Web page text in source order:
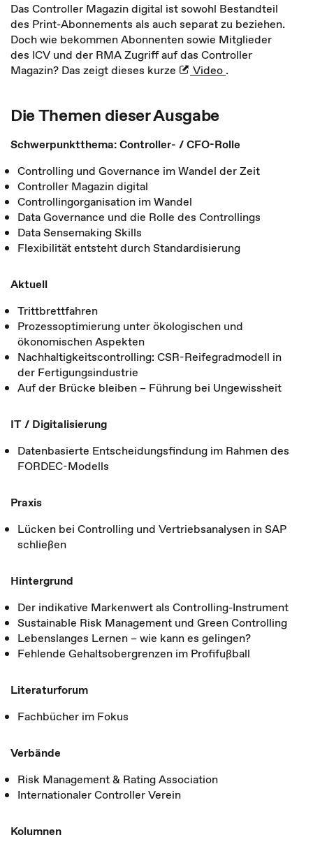
Das Controller Magazin digital ist sowohl Bestandteil
des Print-Abonnements als auch separat zu beziehen.
Doch wie bekommen Abonnenten sowie Mitglieder
des ICV und der RMA Zugriff auf das Controller
Magazin? Das zeigt dieses kurze
Video .
Die Themen dieser Ausgabe
Schwerpunktthema: Controller- / CFO-Rolle
Controlling und Governance im Wandel der Zeit
Controller Magazin digital
Controllingorganisation im Wandel
Data Governance und die Rolle des Controllings
Data Sensemaking Skills
Flexibilität entsteht durch Standardisierung
Aktuell
Trittbrettfahren
Prozessoptimierung unter ökologischen und
ökonomischen Aspekten
Nachhaltigkeitscontrolling: CSR-Reifegradmodell in
der Fertigungsindustrie
Auf der Brücke bleiben – Führung bei Ungewissheit
IT / Digitalisierung
Datenbasierte Entscheidungsfindung im Rahmen des
FORDEC-Modells
Praxis
Lücken bei Controlling und Vertriebsanalysen in SAP
schließen
Hintergrund
Der indikative Markenwert als Controlling-Instrument
Sustainable Risk Management und Green Controlling
Lebenslanges Lernen – wie kann es gelingen?
Fehlende Gehaltsobergrenzen im Profifußball
Literaturforum
Fachbücher im Fokus
Verbände
Risk Management & Rating Association
Internationaler Controller Verein
Kolumnen